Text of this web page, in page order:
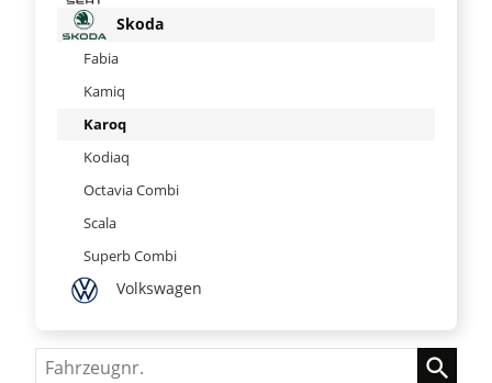
Skoda
Fabia
Kamiq
Karoq
Kodiaq
Octavia Combi
Scala
Superb Combi
Volkswagen
Fahrzeugnr.